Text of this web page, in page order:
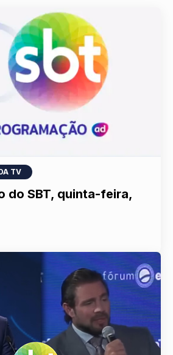
TV
do SBT, quinta-feira,